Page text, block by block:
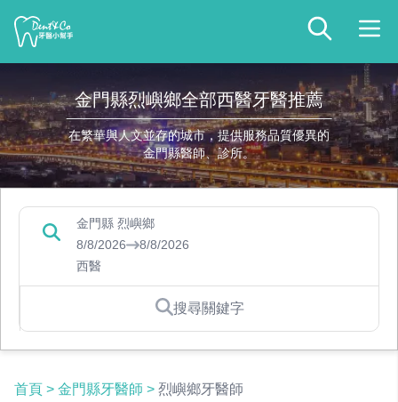
金門縣烈嶼鄉全部西醫牙醫推薦
在繁華與人文並存的城市，提供服務品質優異的
金門縣醫師、診所。
金門縣 烈嶼鄉
8/8/2026
8/8/2026
西醫
搜尋關鍵字
首頁 > 金門縣牙醫師 > 烈嶼鄉牙醫師